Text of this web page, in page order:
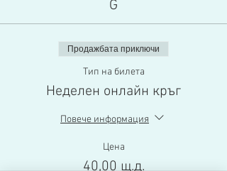
G
Продажбата приключи
Тип на билета
Неделен онлайн кръг
Повече информация
Цена
40,00 щ.д.